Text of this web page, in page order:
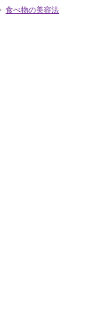
食べ物の美容法